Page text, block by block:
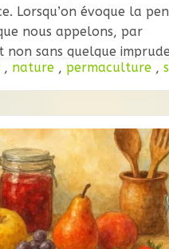
Lorsqu’on évoque la
nous appelons, par
non sans quelque
imagine volontiers un
balbutiant, une forme
qui
, nature , permaculture ,